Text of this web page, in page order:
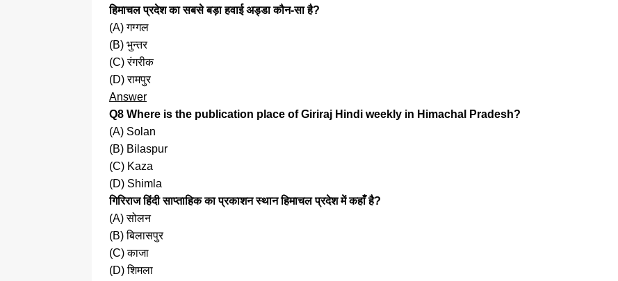
हिमाचल प्रदेश का सबसे बड़ा हवाई अड्डा कौन-सा है?
(A) गग्गल
(B) भुन्तर
(C) रंगरीक
(D) रामपुर
Answer
Q8 Where is the publication place of Giriraj Hindi weekly in Himachal Pradesh?
(A) Solan
(B) Bilaspur
(C) Kaza
(D) Shimla
गिरिराज हिंदी साप्ताहिक का प्रकाशन स्थान हिमाचल प्रदेश में कहाँ है?
(A) सोलन
(B) बिलासपुर
(C) काजा
(D) शिमला